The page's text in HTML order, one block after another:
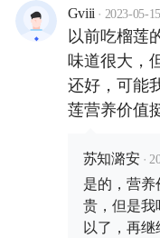
Gviii · 2023-05-15
以前吃榴莲
味道很大，
还好，可能
莲营养价值
苏知潞安 ·
是的，营
贵，但是
以了，再